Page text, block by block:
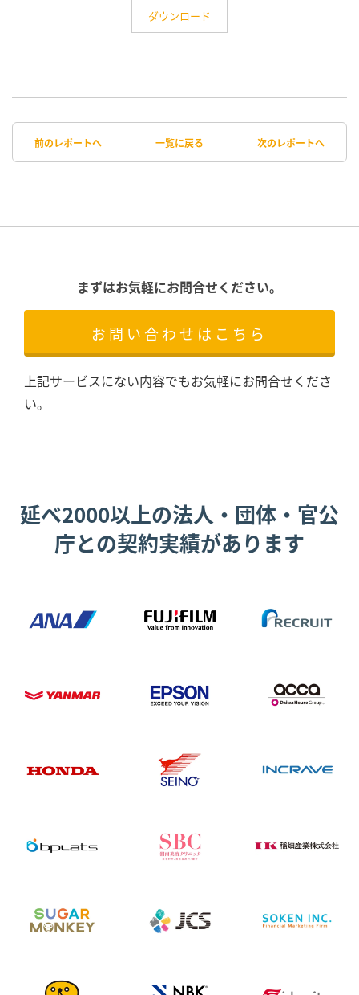
ダウンロード
前のレポートへ 一覧に戻る 次のレポートへ
まずはお気軽にお問合せください。
お問い合わせはこちら
上記サービスにない内容でもお気軽にお問合せくださ
い。
延べ2000以上の法人・団体・官公
庁との契約実績があります